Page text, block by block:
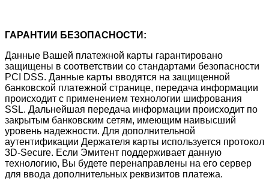
ГАРАНТИИ БЕЗОПАСНОСТИ:
Данные Вашей платежной карты гарантировано
защищены в соответствии со стандартами безопасности
PCI DSS. Данные карты вводятся на защищенной
банковской платежной странице, передача информации
происходит с применением технологии шифрования
SSL. Дальнейшая передача информации происходит по
закрытым банковским сетям, имеющим наивысший
уровень надежности. Для дополнительной
аутентификации Держателя карты используется протокол
3D-Secure. Если Эмитент поддерживает данную
технологию, Вы будете перенаправлены на его сервер
для ввода дополнительных реквизитов платежа.